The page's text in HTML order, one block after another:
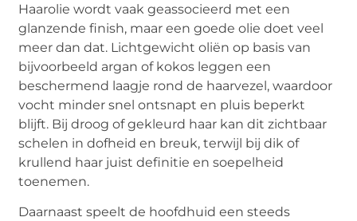
Haarolie wordt vaak geassocieerd met een
glanzende finish, maar een goede olie doet veel
meer dan dat. Lichtgewicht oliën op basis van
bijvoorbeeld argan of kokos leggen een
beschermend laagje rond de haarvezel, waardoor
vocht minder snel ontsnapt en pluis beperkt
blijft. Bij droog of gekleurd haar kan dit zichtbaar
schelen in dofheid en breuk, terwijl bij dik of
krullend haar juist definitie en soepelheid
toenemen.
Daarnaast speelt de hoofdhuid een steeds